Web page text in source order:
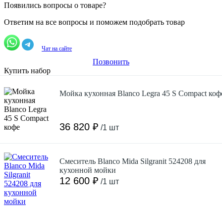
Появились вопросы о товаре?
Ответим на все вопросы и поможем подобрать товар
Чат на сайте
Позвонить
Купить набор
Мойка кухонная Blanco Legra 45 S Compact
36 820 ₽ /1 шт
Смеситель Blanco Mida Silgranit 524208 для
кухонной мойки
12 600 ₽ /1 шт